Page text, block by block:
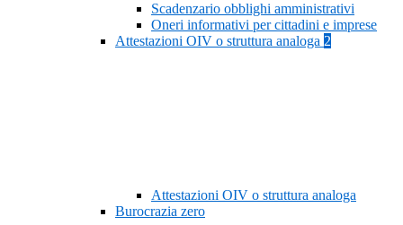
Scadenzario obblighi amministrativi
Oneri informativi per cittadini e imprese
Attestazioni OIV o struttura analoga 2
Attestazioni OIV o struttura analoga
Burocrazia zero